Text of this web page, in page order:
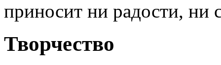
приносит ни радости, ни
Творчество